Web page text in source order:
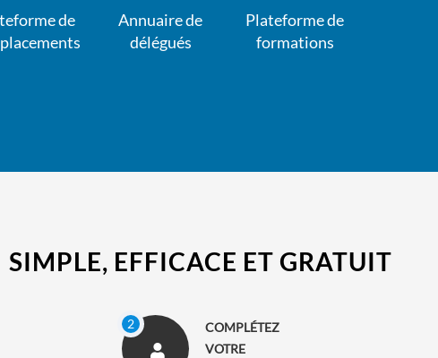
de
Annuaire de
délégués
Plateforme de
formations
SIMPLE, EFFICACE ET GRATUIT
COMPLÉTEZ
VOTRE